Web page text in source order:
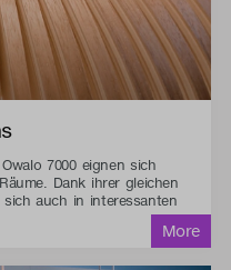
7000 eignen sich
Dank ihrer gleichen
auch in interessanten